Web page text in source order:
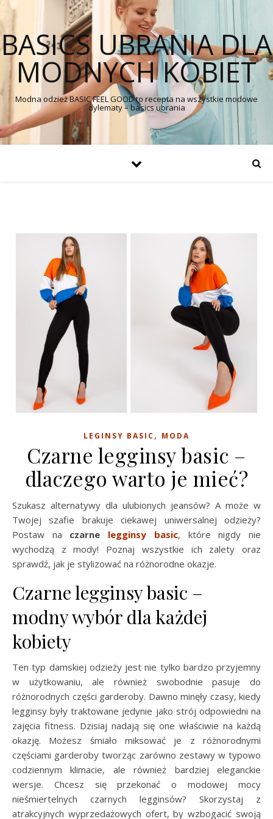
BASICS UBRANIA DLA
MODNYCH KOBIET
Modna odzież BASIC FEEL GOOD to recepta na wszystkie modowe
dylematy – basics ubrania
LEGINSY BASIC, MODA
Czarne legginsy basic –
dlaczego warto je mieć?
Szukasz alternatywy dla ulubionych jeansów? A może w
Twojej szafie brakuje ciekawej uniwersalnej odzieży?
Postaw na czarne legginsy basic, które nigdy nie
wychodzą z mody! Poznaj wszystkie ich zalety oraz
sprawdź, jak je stylizować na różnorodne okazje.
Czarne legginsy basic –
modny wybór dla każdej
kobiety
Ten typ damskiej odzieży jest nie tylko bardzo przyjemny
w użytkowaniu, ale również swobodnie pasuje do
różnorodnych części garderoby. Dawno minęły czasy, kiedy
legginsy były traktowane jedynie jako strój odpowiedni na
zajęcia fitness. Dzisiaj nadają się one właściwie na każdą
okazję. Możesz śmiało miksować je z różnorodnymi
częściami garderoby tworząc zarówno zestawy w typowo
codziennym klimacie, ale również bardziej eleganckie
wersje. Chcesz się przekonać o modowej mocy
nieśmiertelnych czarnych legginsów? Skorzystaj z
atrakcyjnych wyprzedażowych ofert, by wzbogacić swoją